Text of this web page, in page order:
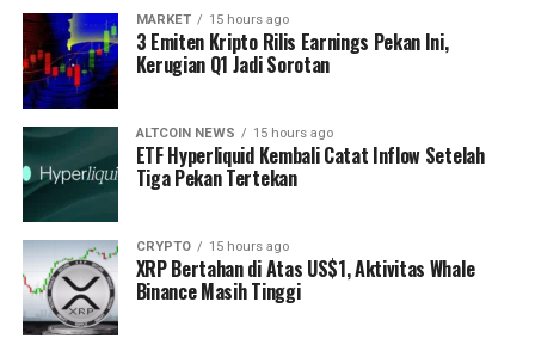
MARKET 15 hours ago
3 Emiten Kripto Rilis Earnings Pekan Ini,
Kerugian Q1 Jadi Sorotan
ALTCOIN NEWS 15 hours ago
ETF Hyperliquid Kembali Catat Inflow Setelah
Tiga Pekan Tertekan
CRYPTO 15 hours ago
XRP Bertahan di Atas US$1, Aktivitas Whale
Binance Masih Tinggi